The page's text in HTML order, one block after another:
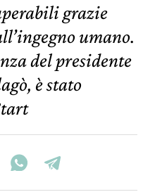
grazie
umano.
del presidente
è stato